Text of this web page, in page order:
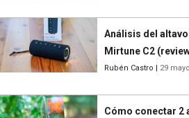
Análisis del
Mirtune C2
Rubén Castro 29 mayo
Cómo conectar 2